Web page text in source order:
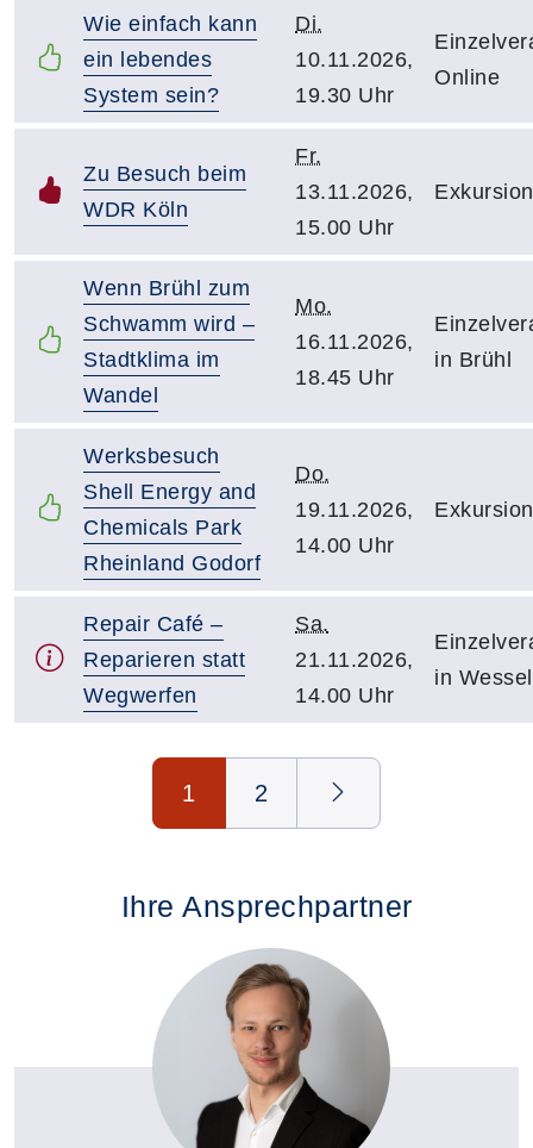
Wie einfach kann
ein lebendes
System sein?
Di.
10.11.2026,
19.30 Uhr
Online
Zu Besuch beim
WDR Köln
Fr.
13.11.2026,
15.00 Uhr
Wenn Brühl zum
Schwamm wird –
Stadtklima im
Wandel
Mo.
16.11.2026,
18.45 Uhr
in Brühl
Werksbesuch
Shell Energy and
Chemicals Park
Rheinland Godorf
Do.
19.11.2026,
14.00 Uhr
Repair Café –
Reparieren statt
Wegwerfen
Sa.
21.11.2026,
14.00 Uhr
in
1 2
Ihre Ansprechpartner